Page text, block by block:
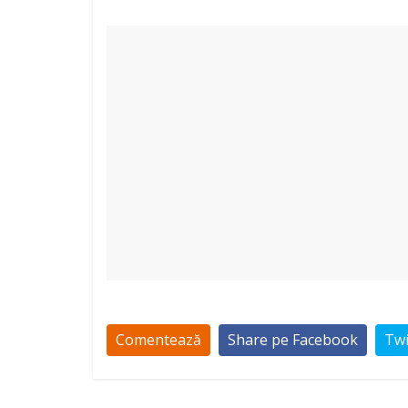
Comentează Share pe Facebook